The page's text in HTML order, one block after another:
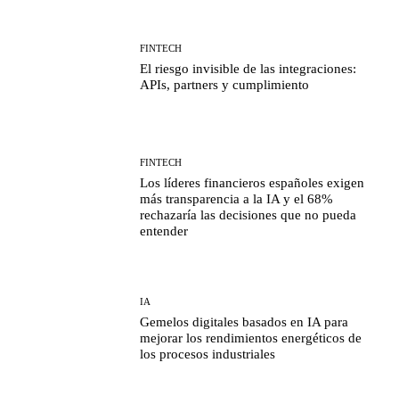
FINTECH
El riesgo invisible de las integraciones:
APIs, partners y cumplimiento
FINTECH
Los líderes financieros españoles exigen
más transparencia a la IA y el 68%
rechazaría las decisiones que no pueda
entender
IA
Gemelos digitales basados en IA para
mejorar los rendimientos energéticos de
los procesos industriales